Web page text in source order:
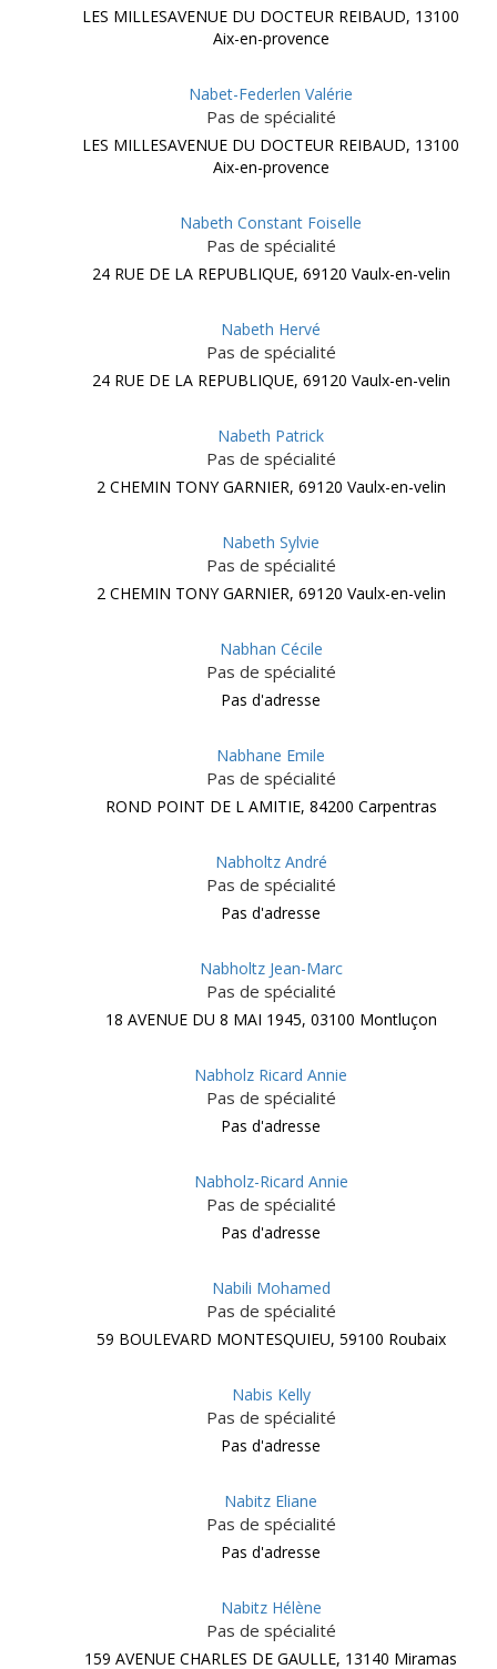
LES MILLESAVENUE DU DOCTEUR REIBAUD, 13100
Aix-en-provence
Nabet-Federlen Valérie
Pas de spécialité
LES MILLESAVENUE DU DOCTEUR REIBAUD, 13100
Aix-en-provence
Nabeth Constant Foiselle
Pas de spécialité
24 RUE DE LA REPUBLIQUE, 69120 Vaulx-en-velin
Nabeth Hervé
Pas de spécialité
24 RUE DE LA REPUBLIQUE, 69120 Vaulx-en-velin
Nabeth Patrick
Pas de spécialité
2 CHEMIN TONY GARNIER, 69120 Vaulx-en-velin
Nabeth Sylvie
Pas de spécialité
2 CHEMIN TONY GARNIER, 69120 Vaulx-en-velin
Nabhan Cécile
Pas de spécialité
Pas d'adresse
Nabhane Emile
Pas de spécialité
ROND POINT DE L AMITIE, 84200 Carpentras
Nabholtz André
Pas de spécialité
Pas d'adresse
Nabholtz Jean-Marc
Pas de spécialité
18 AVENUE DU 8 MAI 1945, 03100 Montluçon
Nabholz Ricard Annie
Pas de spécialité
Pas d'adresse
Nabholz-Ricard Annie
Pas de spécialité
Pas d'adresse
Nabili Mohamed
Pas de spécialité
59 BOULEVARD MONTESQUIEU, 59100 Roubaix
Nabis Kelly
Pas de spécialité
Pas d'adresse
Nabitz Eliane
Pas de spécialité
Pas d'adresse
Nabitz Hélène
Pas de spécialité
159 AVENUE CHARLES DE GAULLE, 13140 Miramas